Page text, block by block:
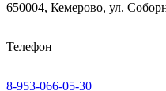
650004, Кемерово, ул.
Телефон
8-953-066-05-30